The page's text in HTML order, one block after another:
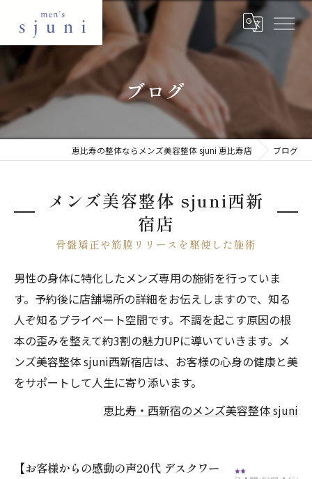
ブログ
恵比寿の整体ならメンズ美容整体 sjuni 恵比寿店 ブログ
メンズ美容整体 sjuni西新
宿店
骨盤矯正や筋膜リリースを駆使した施術
男性の身体に特化したメンズ専用の施術を行っていま
す。予約後に店舗場所の詳細をお伝えしますので、知る
人ぞ知るプライベート空間です。不調を起こす原因の根
本の歪みを整えて約3割の魅力UPに導いていきます。メ
ンズ美容整体 sjuni西新宿店は、お客様の心身の健康と美
をサポートして人生に寄り添います。
恵比寿・西新宿のメンズ美容整体 sjuni
【お客様からの感動の声20代 デスクワー